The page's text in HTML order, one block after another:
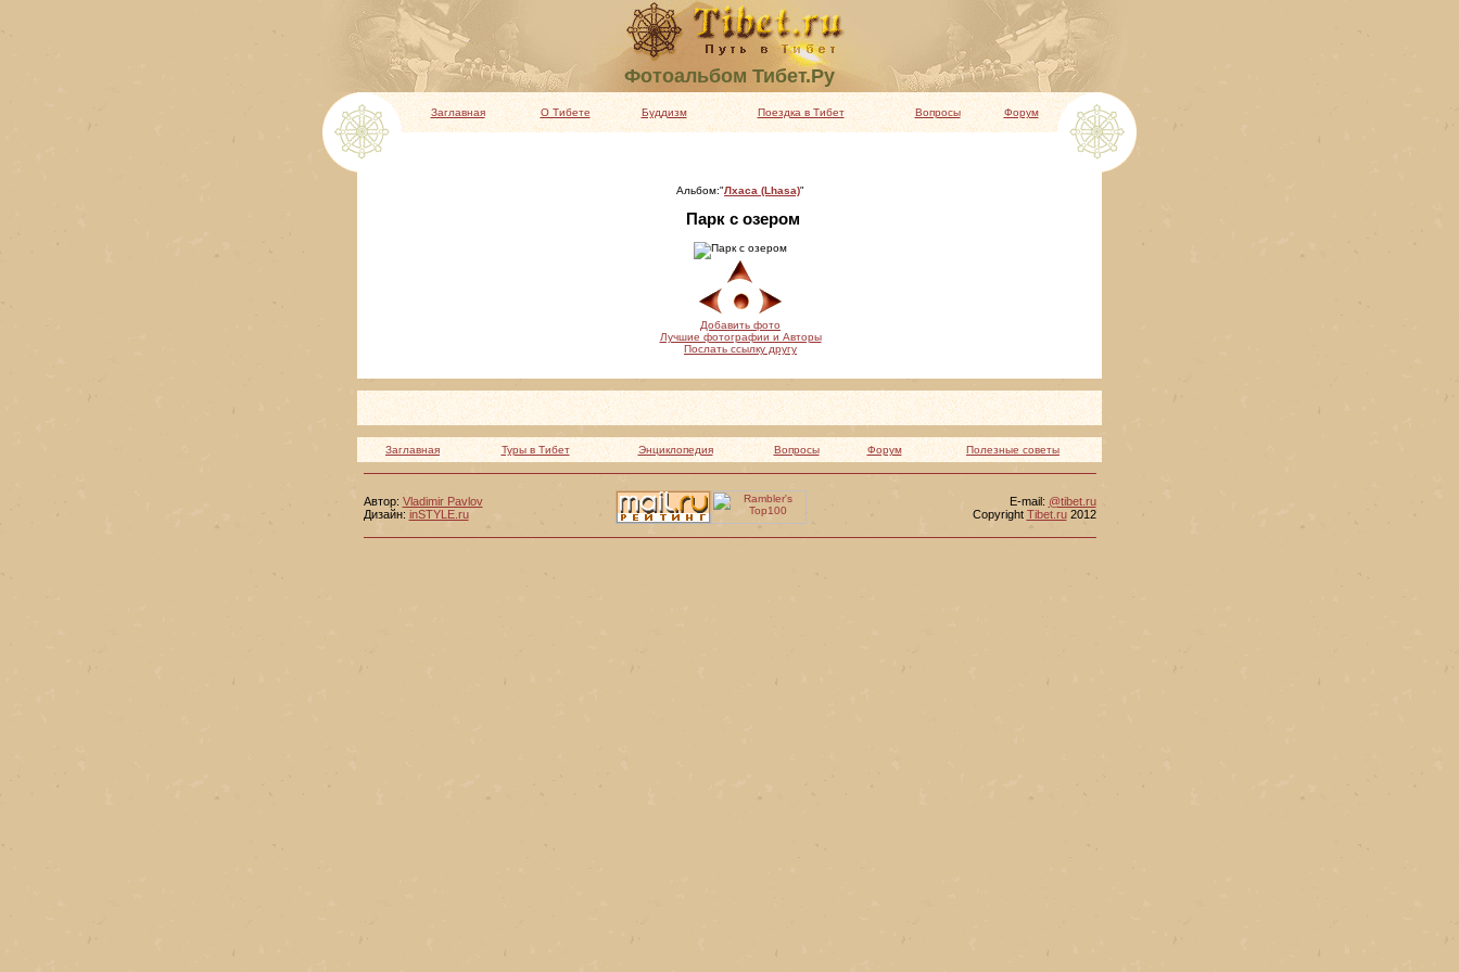
Фотоальбом Тибет.Ру
Заглавная О Тибете Буддизм Поездка в Тибет Вопросы Форум
Альбом:"Лхаса (Lhasa)"
Парк с озером
Добавить фото
Лучшие фотографии и Авторы
Послать ссылку другу
Заглавная Туры в Тибет Энциклопедия Вопросы Форум Полезные советы
Автор: Vladimir Pavlov
Дизайн: inSTYLE.ru
Е-mail: @tibet.ru
Copyright Tibet.ru2012